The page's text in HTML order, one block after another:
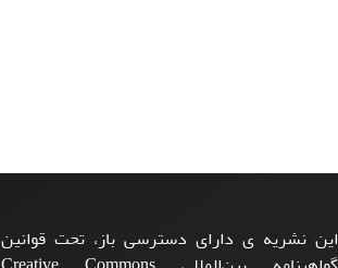
این نشریه ی دارای دسترسی باز، تحت قوانین